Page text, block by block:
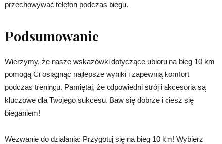
przechowywać telefon podczas biegu.
Podsumowanie
Wierzymy, że nasze wskazówki dotyczące ubioru na bieg 10 km
pomogą Ci osiągnąć najlepsze wyniki i zapewnią komfort
podczas treningu. Pamiętaj, że odpowiedni strój i akcesoria są
kluczowe dla Twojego sukcesu. Baw się dobrze i ciesz się
bieganiem!
Wezwanie do działania: Przygotuj się na bieg 10 km! Wybierz